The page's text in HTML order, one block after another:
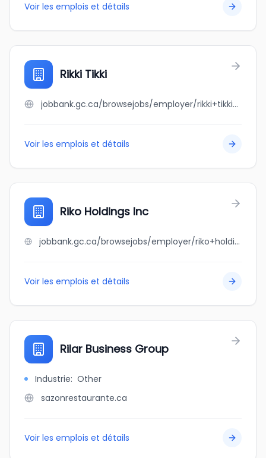
Voir les emplois et détails
Rikki Tikki
jobbank.gc.ca/browsejobs/employer/rikki+tikki/ca
Voir les emplois et détails
Riko Holdings Inc
jobbank.gc.ca/browsejobs/employer/riko+holdings+inc/ca
Voir les emplois et détails
Rilar Business Group
Industrie: Other
sazonrestaurante.ca
Voir les emplois et détails